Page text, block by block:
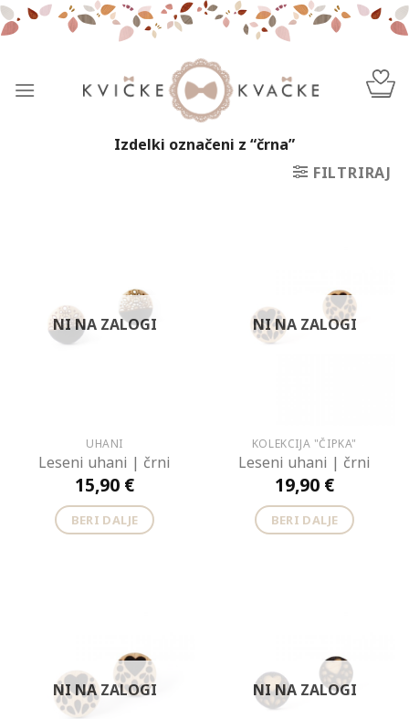
Skip
to
Izdelki označeni z “črna”
FILTRIRAJ
NI NA ZALOGI
UHANI
Leseni uhani | črni
15,90 €
BERI DALJE
NI NA ZALOGI
KOLEKCIJA "ČIPKA"
Leseni uhani | črni
19,90 €
BERI DALJE
NI NA ZALOGI NI NA ZALOGI